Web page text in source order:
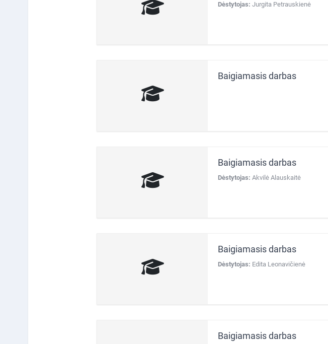
Dėstytojas: Jurgita Petrauskienė
Baigiamasis darbas
Baigiamasis darbas
Dėstytojas: Akvilė Alauskaitė
Baigiamasis darbas
Dėstytojas: Edita Leonavičienė
Baigiamasis darbas